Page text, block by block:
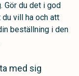
Gör du det i god
vill ha och att
beställning i den
med sig